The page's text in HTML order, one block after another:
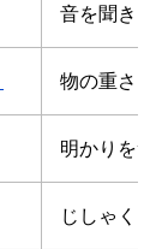
音を聞き
物の重さ
明かりを
じしゃく